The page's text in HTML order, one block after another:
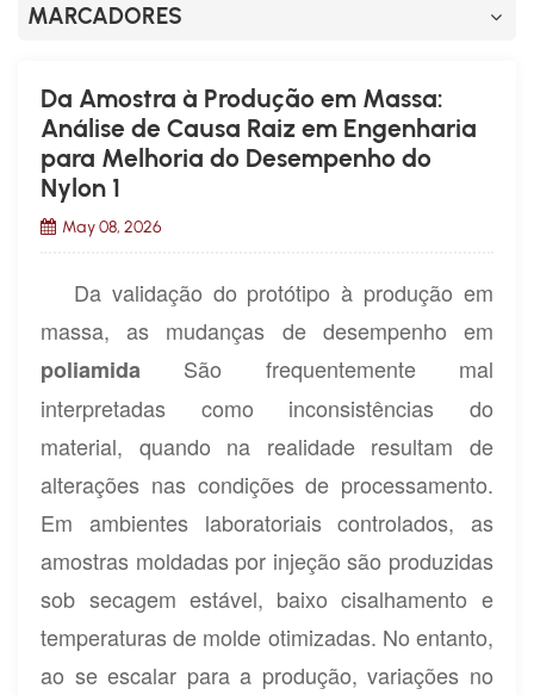
MARCADORES
Da Amostra à Produção em Massa:
Análise de Causa Raiz em Engenharia
para Melhoria do Desempenho do
Nylon 1
May 08, 2026
Da validação do protótipo à produção em
massa, as mudanças de desempenho em
poliamida
São frequentemente mal
interpretadas como inconsistências do
material, quando na realidade resultam de
alterações nas condições de processamento.
Em ambientes laboratoriais controlados, as
amostras moldadas por injeção são produzidas
sob secagem estável, baixo cisalhamento e
temperaturas de molde otimizadas. No entanto,
ao se escalar para a produção, variações no